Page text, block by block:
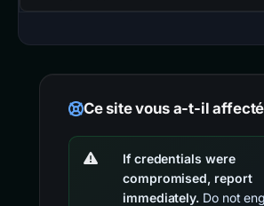
Ce site vous a-t-il
If credentials were
compromised, report
immediately. Do not